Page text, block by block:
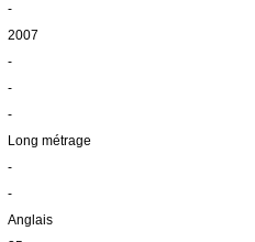
-
2007
-
-
-
Long métrage
-
-
Anglais